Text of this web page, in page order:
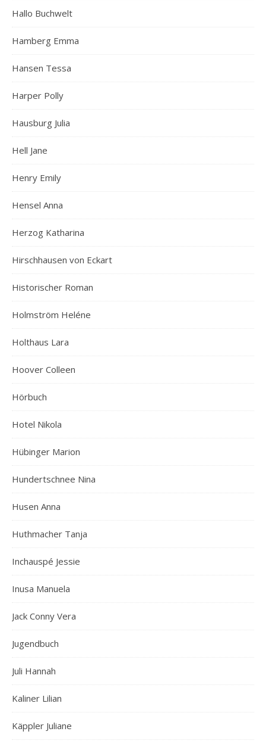
Hallo Buchwelt
Hamberg Emma
Hansen Tessa
Harper Polly
Hausburg Julia
Hell Jane
Henry Emily
Hensel Anna
Herzog Katharina
Hirschhausen von Eckart
Historischer Roman
Holmström Heléne
Holthaus Lara
Hoover Colleen
Hörbuch
Hotel Nikola
Hübinger Marion
Hundertschnee Nina
Husen Anna
Huthmacher Tanja
Inchauspé Jessie
Inusa Manuela
Jack Conny Vera
Jugendbuch
Juli Hannah
Kaliner Lilian
Käppler Juliane